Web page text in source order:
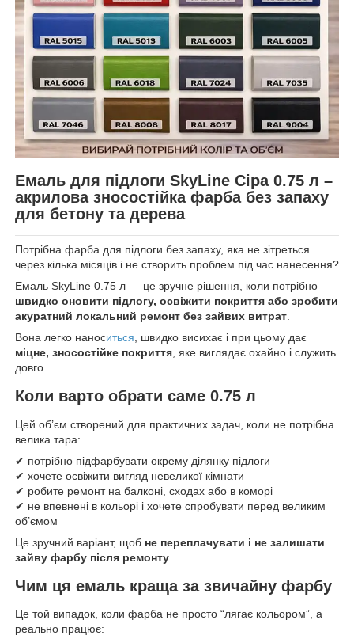
Емаль для підлоги SkyLine Сіра 0.75 л –
акрилова зносостійка фарба без запаху
для бетону та дерева
Потрібна фарба для підлоги без запаху, яка не зітреться
через кілька місяців і не створить проблем під час нанесення?
Емаль SkyLine 0.75 л — це зручне рішення, коли потрібно
швидко оновити підлогу, освіжити покриття або зробити
акуратний локальний ремонт без зайвих витрат
Вона легко наноситься , швидко висихає і при цьому дає
міцне, зносостійке покриття , яке виглядає охайно і служить
довго.
Коли варто обрати саме 0.75 л
Цей об’єм створений для практичних задач, коли не потрібна
велика тара:
✔ потрібно підфарбувати окрему ділянку підлоги
✔ хочете освіжити вигляд невеликої кімнати
✔ робите ремонт на балконі, сходах або в коморі
✔ не впевнені в кольорі і хочете спробувати перед великим
об’ємом
Це зручний варіант, щоб не переплачувати і не залишати
зайву фарбу після ремонту
Чим ця емаль краща за звичайну фарбу
Це той випадок, коли фарба не просто “лягає кольором”, а
реально працює: